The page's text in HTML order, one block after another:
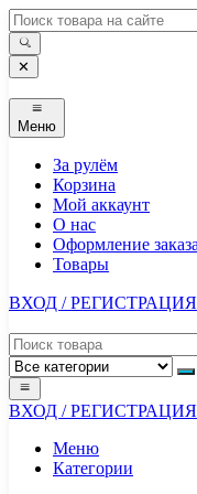
Перейти
к
содержимому
✕
Меню
За рулём
Корзина
Мой аккаунт
О нас
Оформление заказа
Товары
ВХОД / РЕГИСТРАЦИЯ
ВХОД / РЕГИСТРАЦИЯ
Меню
Категории